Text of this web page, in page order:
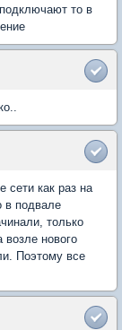
то в
сети как раз на
в подвале
только
нового
Поэтому все